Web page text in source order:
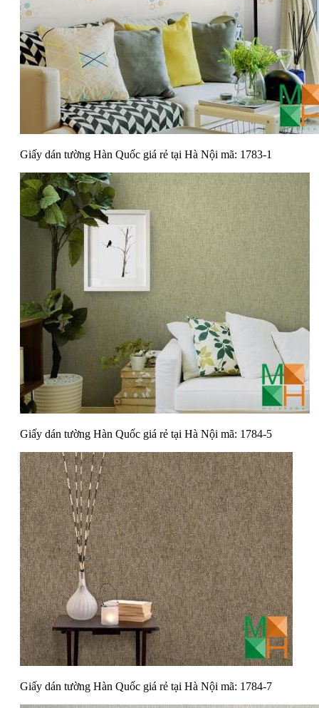
Giấy dán tường Hàn Quốc giá rẻ tại Hà Nội mã: 1783-1
Giấy dán tường Hàn Quốc giá rẻ tại Hà Nội mã: 1784-5
Giấy dán tường Hàn Quốc giá rẻ tại Hà Nội mã: 1784-7